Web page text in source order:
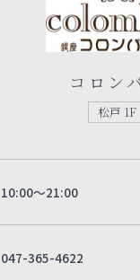
コロン
松戸 1F
10:00～21:00
047-365-4622